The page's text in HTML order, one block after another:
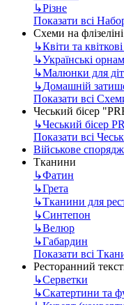
↳Різне
Показати всі
Схеми на
↳Квіти та
↳Українські
↳Малюнки для
↳Домашній
Показати всі
Чеський бісер
↳Чеський бісер
Показати всі
Військове
Тканини
↳Фатин
↳Грета
↳Тканини для
↳Синтепон
↳Велюр
↳Габардин
Показати всі
Ресторанний
↳Серветки
↳Скатертини та